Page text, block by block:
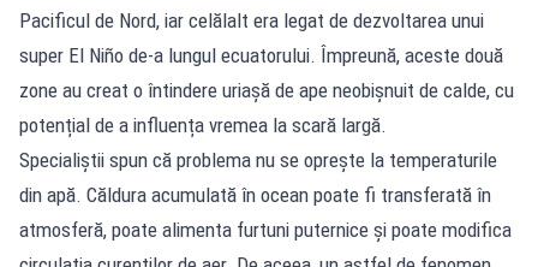
Pacificul de Nord, iar celălalt era legat de dezvoltarea unui
super El Niño de-a lungul ecuatorului. Împreună, aceste două
zone au creat o întindere uriașă de ape neobișnuit de calde, cu
potențial de a influența vremea la scară largă.
Specialiștii spun că problema nu se oprește la temperaturile
din apă. Căldura acumulată în ocean poate fi transferată în
atmosferă, poate alimenta furtuni puternice și poate modifica